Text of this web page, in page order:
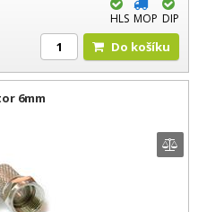
HLS MOP DIP
Do košíku
6mm